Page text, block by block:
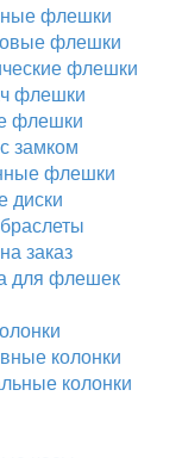
флешки
флешки
флешки
флешки
флешки
замком
флешки
диски
заказ
для флешек
колонки
колонки